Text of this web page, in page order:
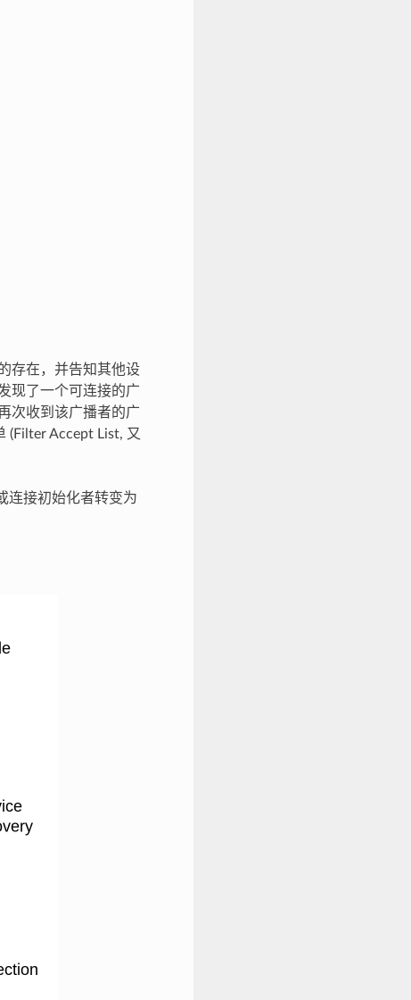
存在，并告知其他设
现了一个可连接的广
次收到该广播者的广
(Filter Accept List, 又
连接初始化者转变为